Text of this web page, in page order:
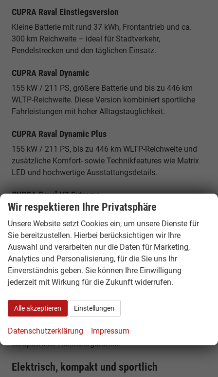
CUPRA Raval Einstiegsversion
Kleine Batterie mit rund 37 kWh, Frontantrieb und ca.
300 km Reichweite – ideal für Stadtverkehr,
Pendelstrecken und den täglichen Einsatz.
CUPRA Raval Dynamic
155 kW / 211 PS, größere Batterie und bis zu 446 km
WLTP-Reichweite. Diese Version kombiniert sportliche
Fahrleistungen mit hoher Alltagstauglichkeit.
CUPRA Raval Dynamic Plus
155 kW / 211 PS, bis zu 446 km WLTP-Reichweite und
zusätzliche Komfort- sowie Technikfeatures wie Matrix
LED und hochwertige Ausstattungsdetails.
CUPRA Raval VZ Extreme
Bis zu 166 kW / 226 PS, sportliche Abstimmung und
besonders dynamische Auslegung für Fahrer, die
maximale Performance im kompakten Elektroformat
suchen.
Warum ein CUPRA Raval EU Reimport
günstiger ist
nach Land, Ausstattung und Verfügbarkeit. Durch einen
profitieren – mit identischer Fahrzeugqualität und
europaweiter Herstellergarantie.
Elektrisch, kompakt und sportlich
Wir respektieren Ihre Privatsphäre
Unsere Website setzt Cookies ein, um unsere Dienste für
Sie bereitzustellen. Hierbei berücksichtigen wir Ihre
Auswahl und verarbeiten nur die Daten für Marketing,
Analytics und Personalisierung, für die Sie uns Ihr
Einverständnis geben. Sie können Ihre Einwilligung
jederzeit mit Wirkung für die Zukunft widerrufen.
Alle akzeptieren Einstellungen
Datenschutzerklärung Impressum